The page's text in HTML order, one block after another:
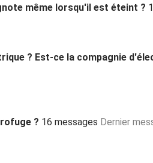
même lorsqu'il est éteint ?
? Est-ce la compagnie
? 16 messages Dernier